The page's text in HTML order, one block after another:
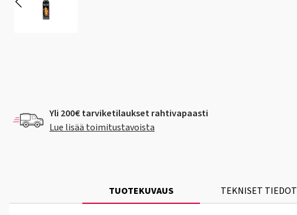
Yli 200€ tarviketilaukset rahtivapaasti
Lue lisää toimitustavoista
TUOTEKUVAUS TEKNISET TIEDOT